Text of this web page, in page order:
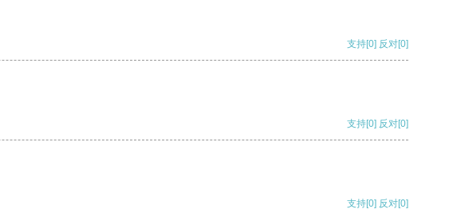
支持[0] 反对[0]
支持[0] 反对[0]
支持[0] 反对[0]